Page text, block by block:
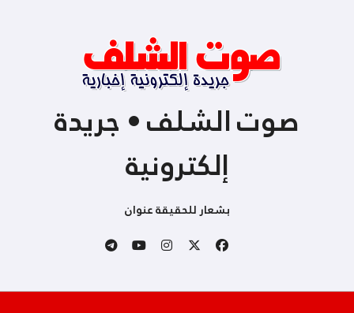
صوت الشلف • جريدة
إلكترونية
بشعار للحقيقة عنوان